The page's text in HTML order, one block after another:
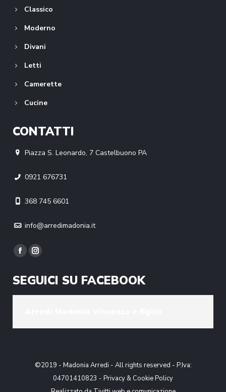
Classico
Moderno
Divani
Letti
Camerette
Cucine
CONTATTI
Piazza S. Leonardo, 7 Castelbuono PA
0921 676731
368 745 6601
info@arredimadonia.it
Find us on:
Facebook
opens
in
Instagram
opens
in
SEGUICI SU FACEBOOK
©2019 - Madonia Arredi - All rights reserved - P.Iva:
04701410823 - Privacy & Cookie Policy